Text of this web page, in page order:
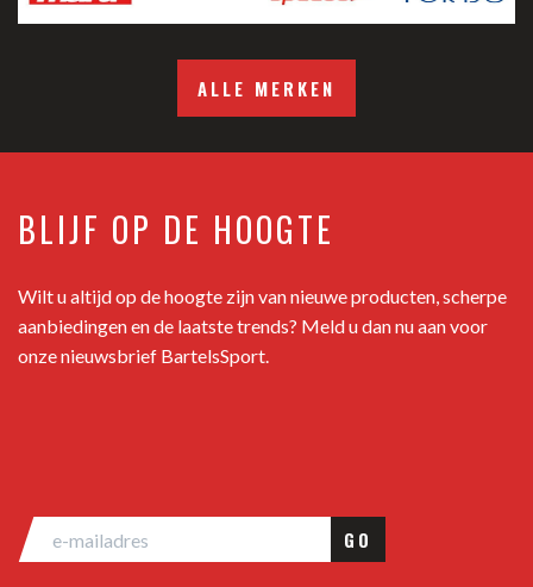
ALLE MERKEN
BLIJF OP DE HOOGTE
Wilt u altijd op de hoogte zijn van nieuwe producten, scherpe
aanbiedingen en de laatste trends? Meld u dan nu aan voor
onze nieuwsbrief BartelsSport.
GO